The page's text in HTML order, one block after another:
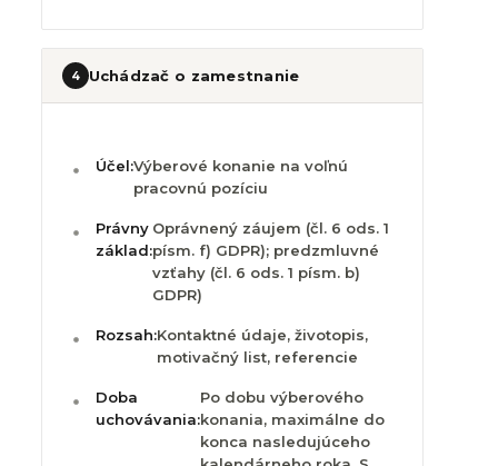
4 Uchádzač o zamestnanie
Účel:Výberové konanie na voľnú
pracovnú pozíciu
Právny
základ:
Oprávnený záujem (čl. 6 ods. 1
písm. f) GDPR); predzmluvné
vzťahy (čl. 6 ods. 1 písm. b)
GDPR)
Rozsah:Kontaktné údaje, životopis,
motivačný list, referencie
Doba
uchovávania:
Po dobu výberového
konania, maximálne do
konca nasledujúceho